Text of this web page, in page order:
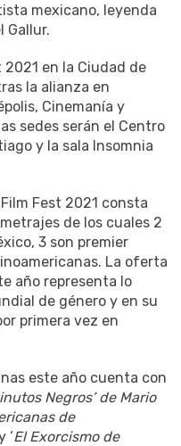
mexicano, leyenda
Gallur.
2021 en la Ciudad de
la alianza en
Cinemanía y
sedes serán el Centro
y la sala Insomnia
Fest 2021 consta
de los cuales 2
3 son premier
La oferta
año representa lo
de género y en su
primera vez en
este año cuenta con
Negros’ de Mario
de
‘El Exorcismo de